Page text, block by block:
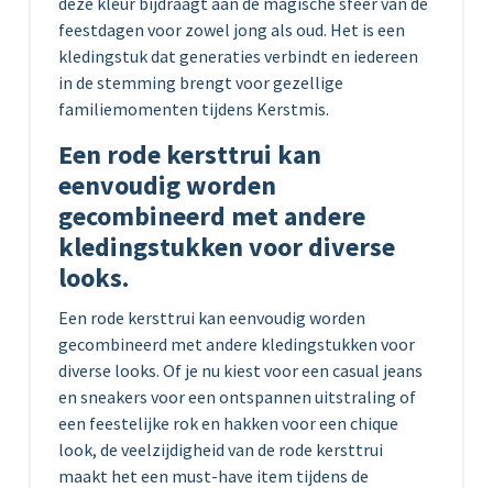
feestdagen voor zowel jong als oud. Het is een
kledingstuk dat generaties verbindt en iedereen
in de stemming brengt voor gezellige
familiemomenten tijdens Kerstmis.
Een rode kersttrui kan
eenvoudig worden
gecombineerd met andere
kledingstukken voor diverse
looks.
Een rode kersttrui kan eenvoudig worden
gecombineerd met andere kledingstukken voor
diverse looks. Of je nu kiest voor een casual jeans
en sneakers voor een ontspannen uitstraling of
een feestelijke rok en hakken voor een chique
look, de veelzijdigheid van de rode kersttrui
maakt het een must-have item tijdens de